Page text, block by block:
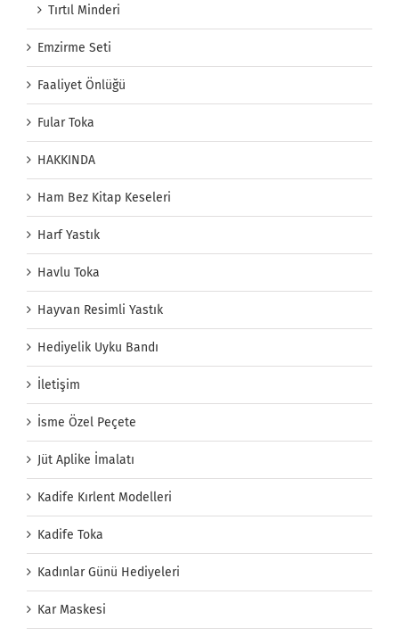
Tırtıl Minderi
Emzirme Seti
Faaliyet Önlüğü
Fular Toka
HAKKINDA
Ham Bez Kitap Keseleri
Harf Yastık
Havlu Toka
Hayvan Resimli Yastık
Hediyelik Uyku Bandı
İletişim
İsme Özel Peçete
Jüt Aplike İmalatı
Kadife Kırlent Modelleri
Kadife Toka
Kadınlar Günü Hediyeleri
Kar Maskesi